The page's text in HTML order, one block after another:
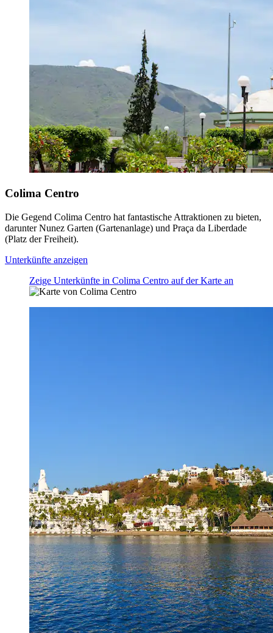
Colima Centro
Die Gegend Colima Centro hat fantastische Attraktionen zu bieten,
darunter Nunez Garten (Gartenanlage) und Praça da Liberdade
(Platz der Freiheit).
Unterkünfte anzeigen
Zeige Unterkünfte in Colima Centro auf der Karte an